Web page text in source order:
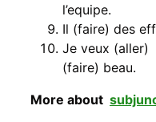
l’equipe.
Il (faire) des
Je veux (aller)
(faire) beau.
More about